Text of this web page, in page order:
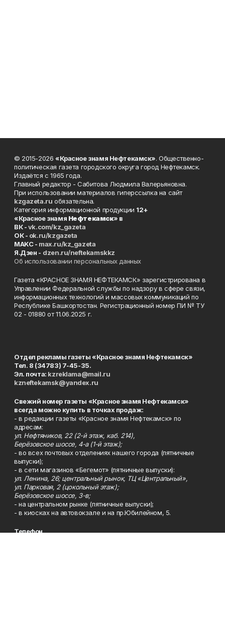
© 2015-2026 «Красное знамя Нефтекамск». Общественно-
политическая газета городского округа город Нефтекамск.
Издаётся с 1965 года.
Главный редактор - Сабитова Людмила Валерьяновна.
При использовании материалов гиперссылка на сайт
kzgazeta.ru обязательна.
Категория информационной продукции 12+
«Красное знамя Нефтекамск» в
ВК -vk.com/kz_gazeta
ОК - ok.ru/kzgazeta
MAKC - max.ru/kz_gazeta
Я.Дзен - dzen.ru/neftekamskkz
Об использовании персональных данных
Газета «КРАСНОЕ ЗНАМЯ НЕФТЕКАМСК» зарегистрирована в
Управлении Федеральной службы по надзору в сфере связи,
информационных технологий и массовых коммуникаций по
Республике Башкортостан. Регистрационный номер ПИ № ТУ
02 - 01880 от 11.06.2025 г.
Отдел рекламы газеты «Красное знамя Нефтекамск»
Тел. 8 (34783) 7-45-35.
Эл. почта: kzreklama@mail.ru
kzneftekamsk@yandex.ru
Свежий номер газеты «Красное знамя Нефтекамск»
всегда можно купить в точках продаж:
- в редакции газеты «Красное знамя Нефтекамск» по
адресам:
ул. Нефтяников, 22 (2-й этаж, каб. 214),
Берёзовское шоссе, 4-а (1-й этаж);
- во всех почтовых отделениях нашего города (пятничные
выпуски);
- в сети магазинов «Бегемот» (пятничные выпуски):
ул. Ленина, 26; центральный рынок, ТЦ «Центральный»,
ул. Парковая, 2 (цокольный этаж);
Берёзовское шоссе, 3-в;
- на центральном рынке (пятничные выпуски);
- в киосках на автовокзале и на пр.Юбилейном, 5.
Телефон